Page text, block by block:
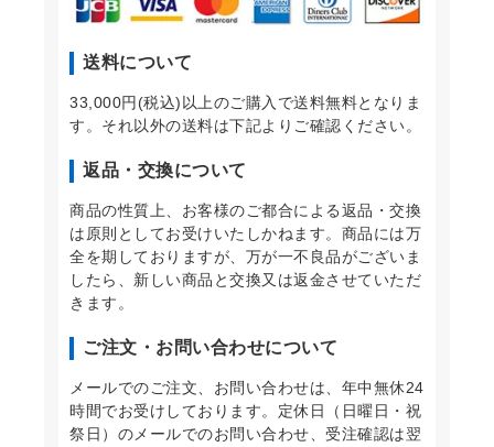
送料について
33,000円(税込)以上のご購入で送料無料となりま
す。それ以外の送料は下記よりご確認ください。
返品・交換について
商品の性質上、お客様のご都合による返品・交換
は原則としてお受けいたしかねます。商品には万
全を期しておりますが、万が一不良品がございま
したら、新しい商品と交換又は返金させていただ
きます。
ご注文・お問い合わせについて
メールでのご注文、お問い合わせは、年中無休24
時間でお受けしております。定休日（日曜日・祝
祭日）のメールでのお問い合わせ、受注確認は翌